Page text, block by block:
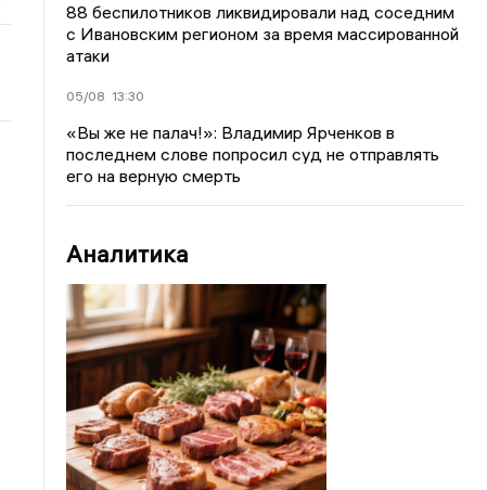
88 беспилотников ликвидировали над соседним
с Ивановским регионом за время массированной
атаки
05/08 13:30
«Вы же не палач!»: Владимир Ярченков в
последнем слове попросил суд не отправлять
его на верную смерть
Аналитика